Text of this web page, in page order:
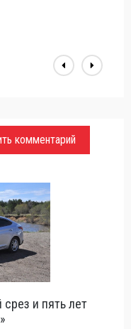
комментарий
и пять лет